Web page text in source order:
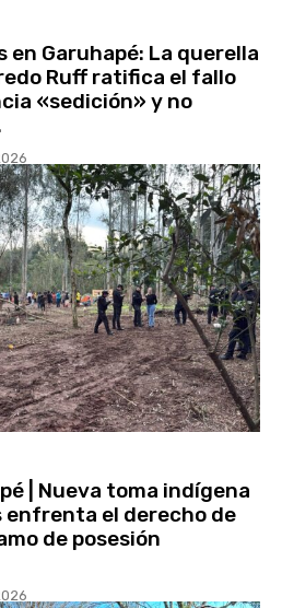
Garuhapé: La querella
Ruff ratifica el fallo
«sedición» y no
| Nueva toma indígena
el derecho de
de posesión